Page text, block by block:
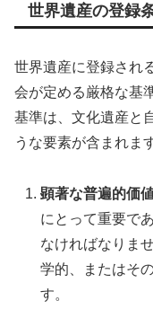
世界遺産の登録
世界遺産に登録され
会が定める厳格な基
基準は、文化遺産と
うな要素が含まれま
顕著な普遍的価
にとって重要で
なければなりま
学的、またはそ
す。